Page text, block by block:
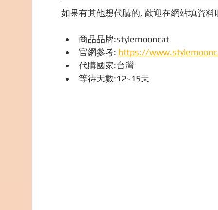
如果有其他想代購的, 歡迎在網站填資料
商品品牌:stylemooncat
官網參考: https://
代購國家:台灣
等待天數:12~15天